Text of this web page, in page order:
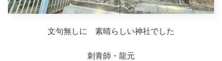
文句無しに 素晴らしい神社でした
刺青師・龍元